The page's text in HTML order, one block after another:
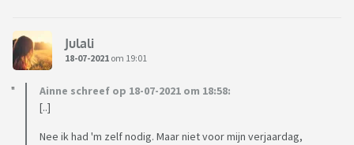
Julali
18-07-2021 om 19:01
Ainne schreef op 18-07-2021 om 18:58:
[..]
Nee ik had 'm zelf nodig. Maar niet voor mijn verjaardag,